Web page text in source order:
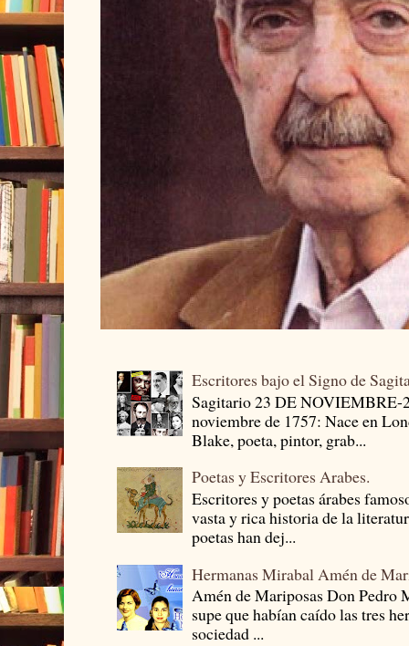
Escritores bajo el Signo de
Sagitario 23 DE
noviembre de 1757: Nace en
Blake, poeta, pintor, grab...
Poetas y Escritores Arabes.
Escritores y poetas árabes
vasta y rica historia de la
poetas han dej...
Hermanas Mirabal Amén de
Amén de Mariposas Don
supe que habían caído las tres
sociedad ...